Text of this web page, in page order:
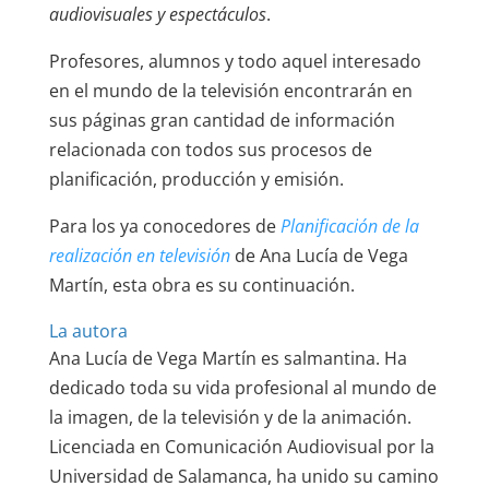
audiovisuales y espectáculos.
Profesores, alumnos y todo aquel interesado
en el mundo de la televisión encontrarán en
sus páginas gran cantidad de información
relacionada con todos sus procesos de
planificación, producción y emisión.
Para los ya conocedores dePlanificación de la
realización en televisiónde Ana Lucía de Vega
Martín, esta obra es su continuación.
La autora
Ana Lucía de Vega Martín es salmantina. Ha
dedicado toda su vida profesional al mundo de
la imagen, de la televisión y de la animación.
Licenciada en Comunicación Audiovisual por la
Universidad de Salamanca, ha unido su camino